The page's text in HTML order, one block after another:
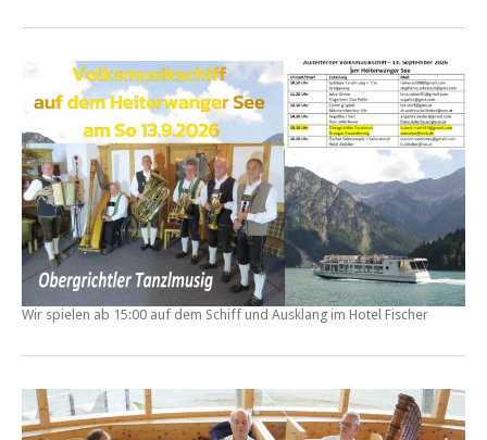
Wir spielen ab 15:00 auf dem Schiff und Ausklang im Hotel Fischer